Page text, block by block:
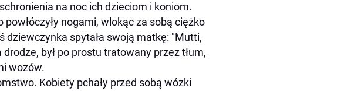
na noc ich dzieciom i koniom.
nogami, wlokąc za sobą ciężko
dziewczynka spytała swoją matkę: "Mutti,
był po prostu tratowany przez tłum,
wozów.
Kobiety pchały przed sobą wózki